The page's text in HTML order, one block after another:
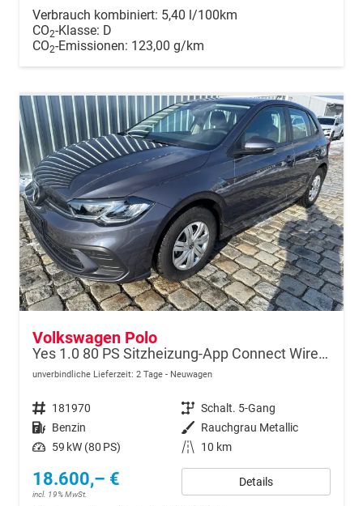
Verbrauch kombiniert: 5,40 l/100km
CO2-Klasse: D
CO2-Emissionen: 123,00 g/km
Volkswagen Polo
Yes 1.0 80 PS Sitzheizung-App Connect Wireless-Einparkhilfe-Klima-Sofort
unverbindliche Lieferzeit: 2 Tage Neuwagen
Fahrzeugnr. 181970 Getriebe Schalt. 5-Gang
Kraftstoff Benzin Außenfarbe Rauchgrau Metallic
Leistung 59 kW (80 PS) Kilometerstand 10 km
18.600,– €
incl. 19% MwSt.
Details